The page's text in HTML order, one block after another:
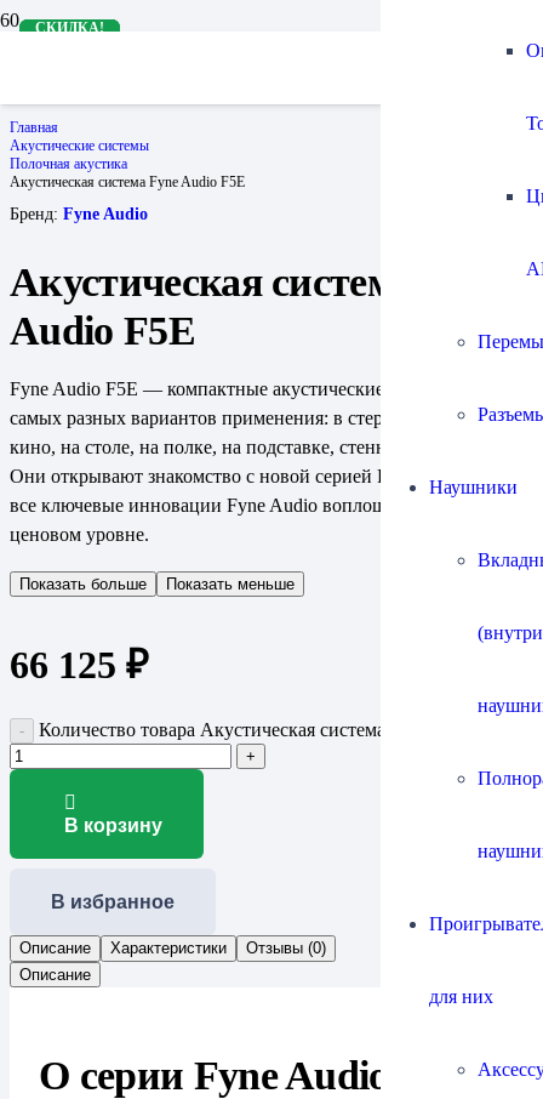
Наушники
для них
Главная
Акустические системы
Полочная акустика
Акустическая система Fyne Audio F5E
Бренд: Fyne Audio
Акустическая система Fyne
Audio F5E
Fyne Audio F5E — компактные акустические системы для
самых разных вариантов применения: в стерео, в домашнем
кино, на столе, на полке, на подставке, стенном кронштейне.
Они открывают знакомство с новой серией F500E, в которой
все ключевые инновации Fyne Audio воплощены в начальном
ценовом уровне.
Показать больше Показать меньше
66 125 ₽
Количество товара Акустическая система Fyne Audio F5E
В корзину
В избранное
Описание Характеристики
Отзывы (0)
Описание
О серии Fyne Audio
СКИДКА!
СКИДКА!
СКИДКА!
СКИДКА!
СКИДКА!